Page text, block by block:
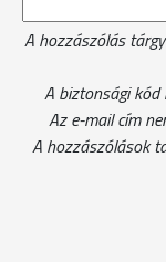
A hozzászólás
A biztonsági kód
Az e-mail cím
A hozzászólások